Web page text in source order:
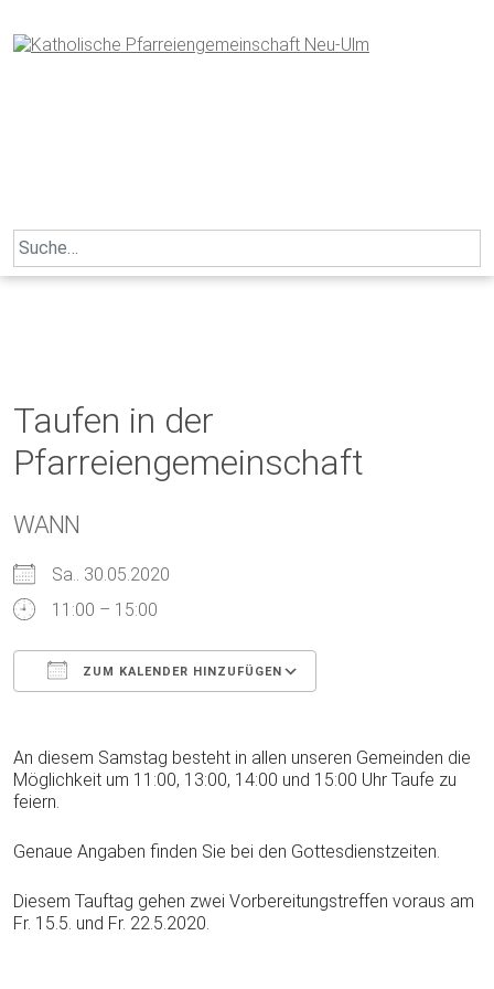
to
content
Search
for:
Taufen in der
Pfarreiengemeinschaft
WANN
Sa.. 30.05.2020
11:00 – 15:00
ZUM KALENDER HINZUFÜGEN
An diesem Samstag besteht in allen unseren Gemeinden die
Möglichkeit um 11:00, 13:00, 14:00 und 15:00 Uhr Taufe zu
feiern.
Genaue Angaben finden Sie bei den Gottesdienstzeiten.
Diesem Tauftag gehen zwei Vorbereitungstreffen voraus am
Fr. 15.5. und Fr. 22.5.2020.